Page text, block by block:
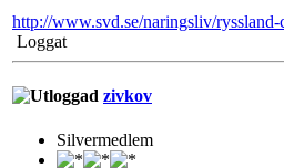
http://www.svd.se/naringsliv/
Loggat
zivkov
Silvermedlem